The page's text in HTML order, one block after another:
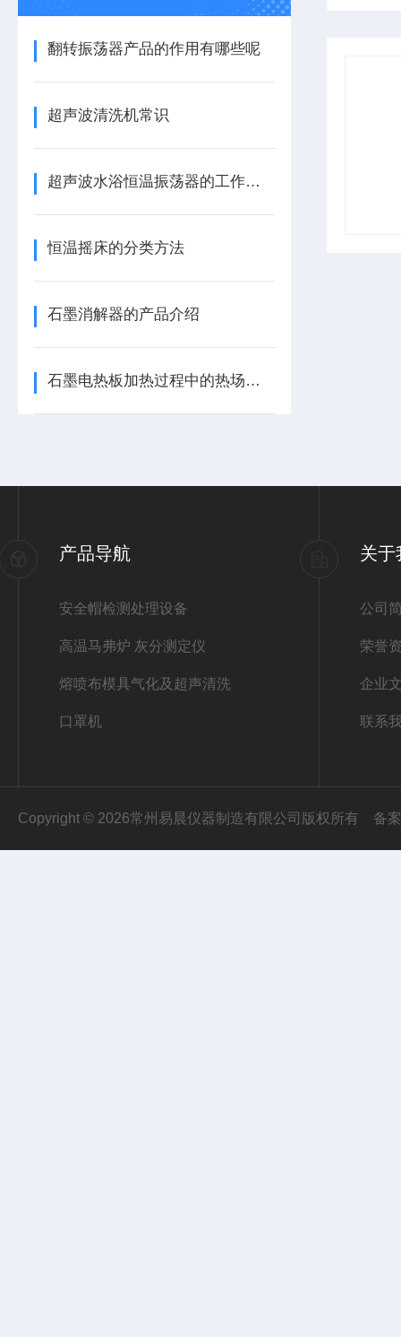
翻转振荡器产品的作用有哪些呢
超声波清洗机常识
超声波水浴恒温振荡器的工作原理和优势体现
恒温摇床的分类方法
石墨消解器的产品介绍
石墨电热板加热过程中的热场模拟与结构优化设计
产品导航
安全帽检测处理设备
高温马弗炉 灰分测定仪
熔喷布模具气化及超声清洗
口罩机
关于
公司
荣誉
企业
联系
Copyright © 2026常州易晨仪器制造有限公司版权所有 备